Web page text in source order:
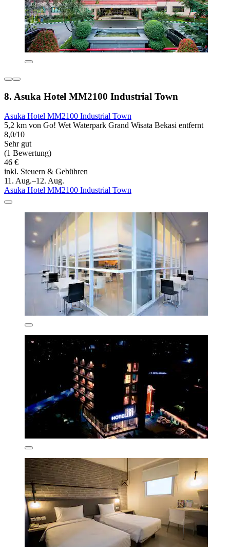
8. Asuka Hotel MM2100 Industrial Town
Asuka Hotel MM2100 Industrial Town
5,2 km von Go! Wet Waterpark Grand Wisata Bekasi entfernt
8,0/10
Sehr gut
(1 Bewertung)
46 €
inkl. Steuern & Gebühren
11. Aug.–12. Aug.
Asuka Hotel MM2100 Industrial Town